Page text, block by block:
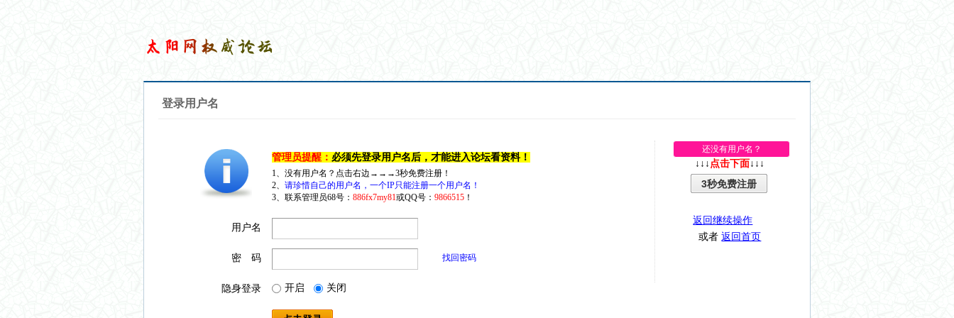
登录用户名
管理员提醒： 必须先登录用户名后，才能进入论坛看资料！
1、没有用户名？点击右边→→→3秒免费注册！
2、 请珍惜自己的用户名，一个IP只能注册一个用户名！
3、联系管理员68号： 886fx7my81或QQ号： 9866515！
用户名
密 码 找回密码
隐身登录 开启 关闭
还没有用户名？
↓↓↓ 点击下面 ↓↓↓
3秒免费注册
返回继续操作
或者返回首页